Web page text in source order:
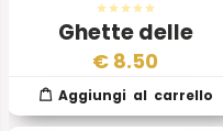
Ghette delle
Highland
Reggimenti Scozzesi
Esercito Inglese
€ 8.50